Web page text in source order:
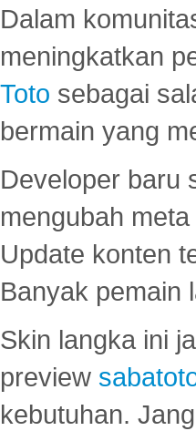
Dalam
meningkatkan
Toto sebagai
bermain yang
Developer baru
mengubah
Update konten
Banyak pemain
Skin langka ini
preview
kebutuhan.